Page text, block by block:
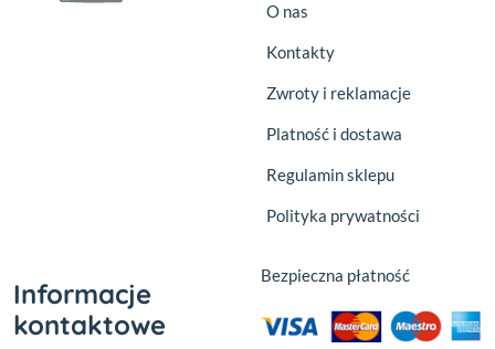
O nas
Kontakty
Zwroty i reklamacje
Platność i dostawa
Regulamin sklepu
Polityka prywatności
Informacje
kontaktowe
Bezpieczna płatność